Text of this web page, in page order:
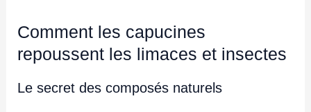
Comment les capucines
repoussent les limaces et insectes
Le secret des composés naturels